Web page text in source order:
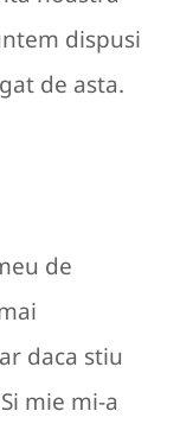
dispusi
de asta.
de
daca stiu
mie mi-a